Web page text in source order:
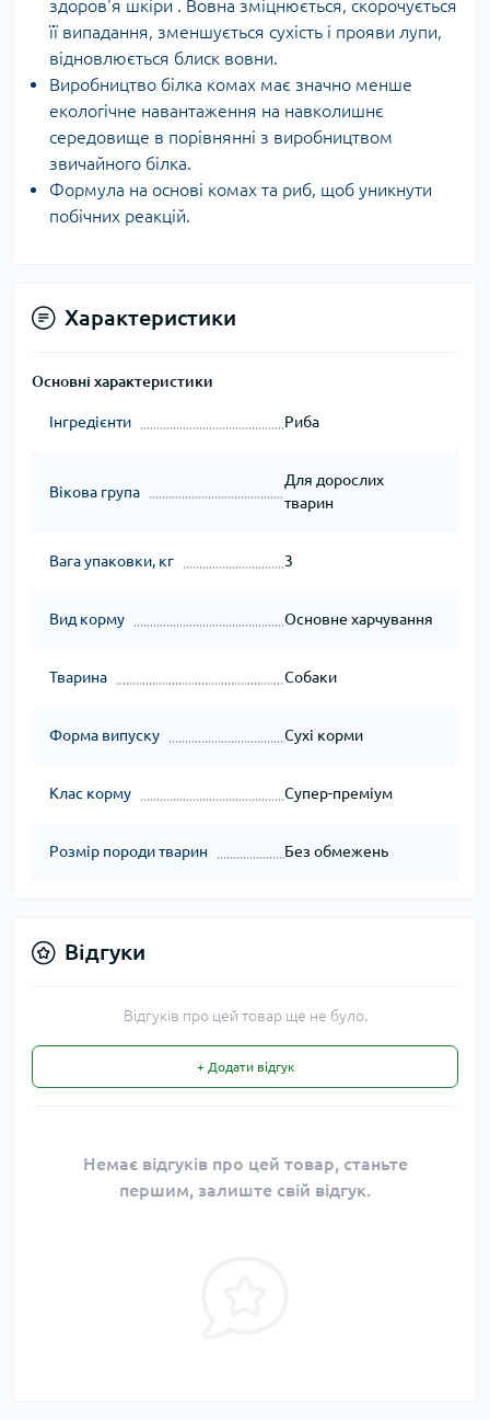
здоров'я шкіри . Вовна зміцнюється, скорочується
її випадання, зменшується сухість і прояви лупи,
відновлюється блиск вовни.
Виробництво білка комах має значно менше
екологічне навантаження на навколишнє
середовище в порівнянні з виробництвом
звичайного білка.
Формула на основі комах та риб, щоб уникнути
побічних реакцій.
Характеристики
Основні характеристики
Інгредієнти Риба
Вікова група
Для дорослих
тварин
Вага упаковки, кг 3
Вид корму Основне харчування
Тварина Собаки
Форма випуску Сухі корми
Клас корму Супер-преміум
Розмір породи тварин Без обмежень
Відгуки
Відгуків про цей товар ще не було.
+ Додати відгук
Немає відгуків про цей товар, станьте
першим, залиште свій відгук.